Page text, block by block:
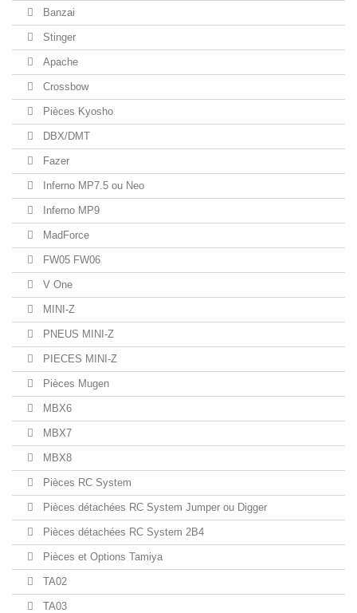
Banzai
Stinger
Apache
Crossbow
Pièces Kyosho
DBX/DMT
Fazer
Inferno MP7.5 ou Neo
Inferno MP9
MadForce
FW05 FW06
V One
MINI-Z
PNEUS MINI-Z
PIECES MINI-Z
Pièces Mugen
MBX6
MBX7
MBX8
Pièces RC System
Pièces détachées RC System Jumper ou Digger
Pièces détachées RC System 2B4
Pièces et Options Tamiya
TA02
TA03